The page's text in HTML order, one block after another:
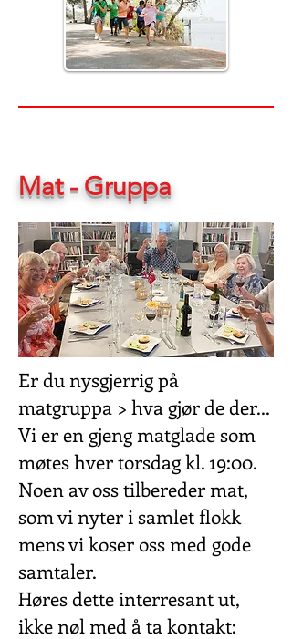
Mat - Gruppa
Er du nysgjerrig på
matgruppa > hva gjør de der...
Vi er en gjeng matglade som
møtes hver torsdag kl. 19:00.
Noen av oss tilbereder mat,
som vi nyter i samlet flokk
mens vi koser oss med gode
samtaler.
Høres dette interresant ut,
ikke nøl med å ta kontakt: